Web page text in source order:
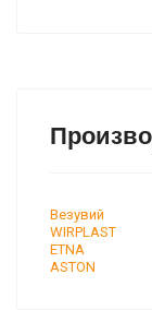
Везувий
WIRPLAST
ETNA
ASTON